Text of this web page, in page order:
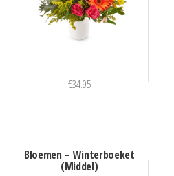
€34.95
Bloemen – Winterboeket
(Middel)